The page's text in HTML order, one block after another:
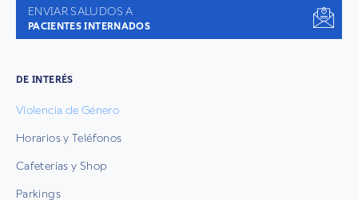
ENVIAR SALUDOS A
PACIENTES INTERNADOS
DE INTERÉS
Violencia de Género
Horarios y Teléfonos
Cafeterías y Shop
Parkings